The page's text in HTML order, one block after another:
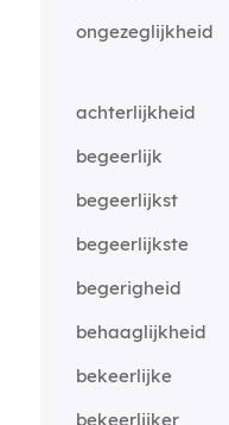
ongezeglijkheid
achterlijkheid
begeerlijk
begeerlijkst
begeerlijkste
begerigheid
behaaglijkheid
bekeerlijke
bekeerlijker